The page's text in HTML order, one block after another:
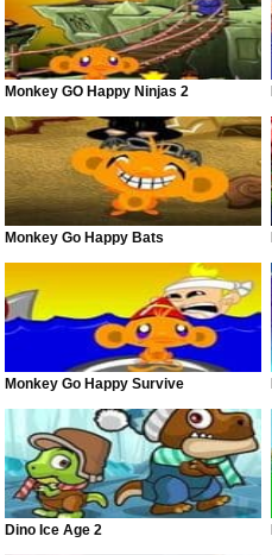
Monkey GO Happy Ninjas 2
Monkey Go Happy Bats
Monkey Go Happy Survive
Dino Ice Age 2